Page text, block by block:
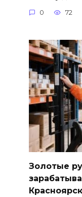
0 72
Золотые